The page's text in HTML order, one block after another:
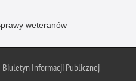
weteranów
Biuletyn Informacji Publicznej